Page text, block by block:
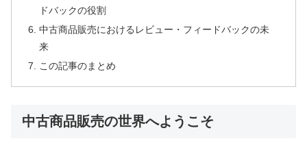
ドバックの役割
中古商品販売におけるレビュー・フィードバックの未
来
この記事のまとめ
中古商品販売の世界へようこそ